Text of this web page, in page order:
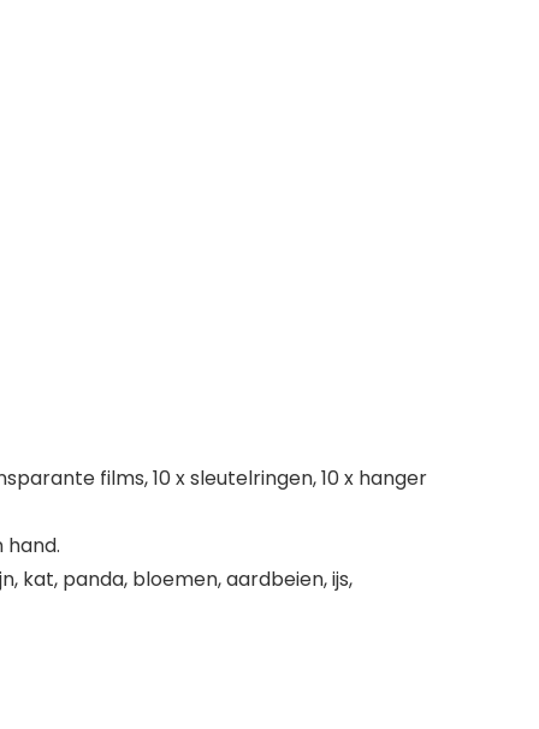
films, 10 x sleutelringen, 10 x hanger
kat, panda, bloemen, aardbeien, ijs,